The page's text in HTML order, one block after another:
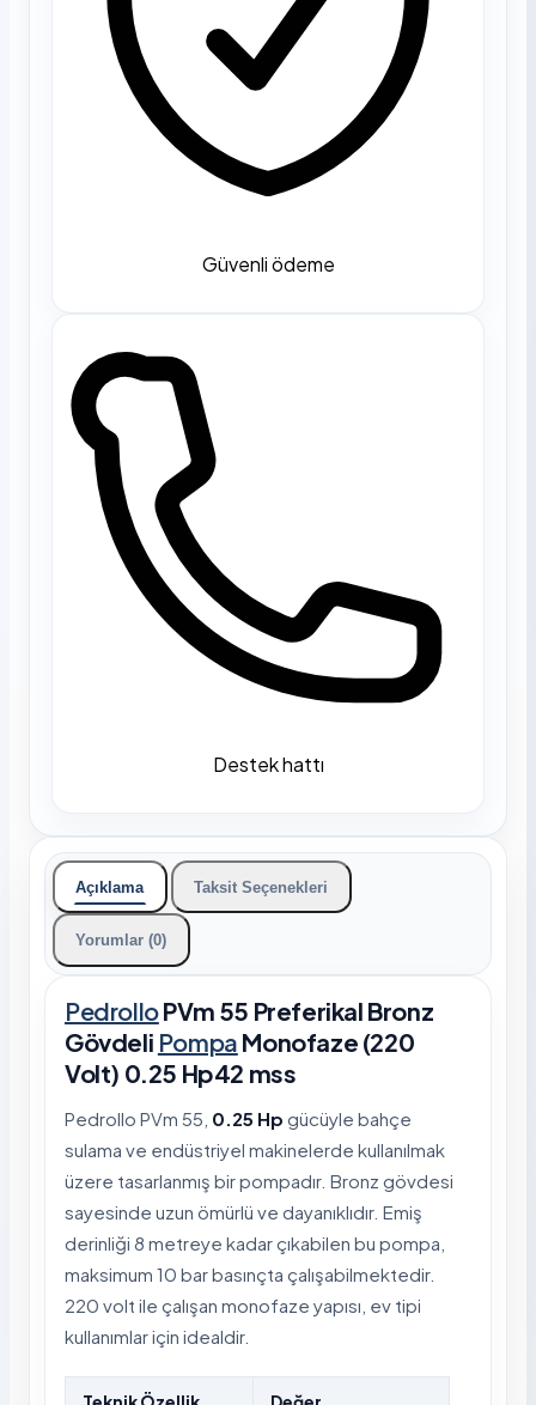
Güvenli ödeme
Destek hattı
Açıklama Taksit Seçenekleri
Yorumlar (0)
PedrolloPVm 55 Preferikal Bronz
Gövdeli Pompa Monofaze (220
Volt) 0.25 Hp42 mss
Pedrollo PVm 55, 0.25 Hp gücüyle bahçe
sulama ve endüstriyel makinelerde kullanılmak
üzere tasarlanmış bir pompadır. Bronz gövdesi
sayesinde uzun ömürlü ve dayanıklıdır. Emiş
derinliği 8 metreye kadar çıkabilen bu pompa,
maksimum 10 bar basınçta çalışabilmektedir.
220 volt ile çalışan monofaze yapısı, ev tipi
kullanımlar için idealdir.